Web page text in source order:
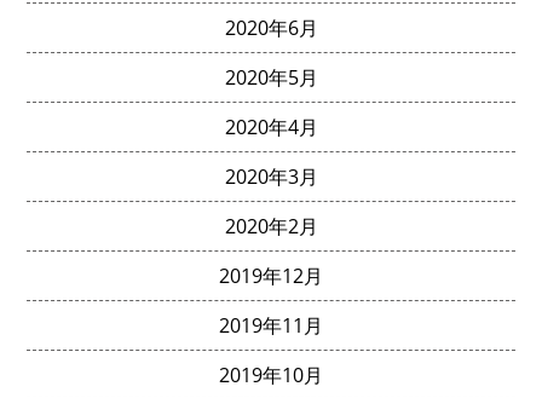
2020年6月
2020年5月
2020年4月
2020年3月
2020年2月
2019年12月
2019年11月
2019年10月